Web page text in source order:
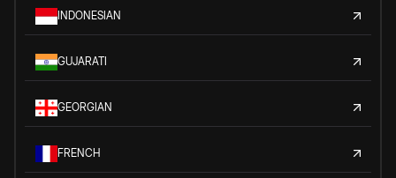
INDONESIAN
GUJARATI
GEORGIAN
FRENCH